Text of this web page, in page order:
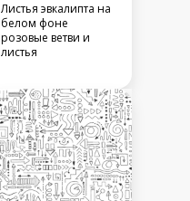
Листья эвкалипта на
белом фоне
розовые ветви и
листья